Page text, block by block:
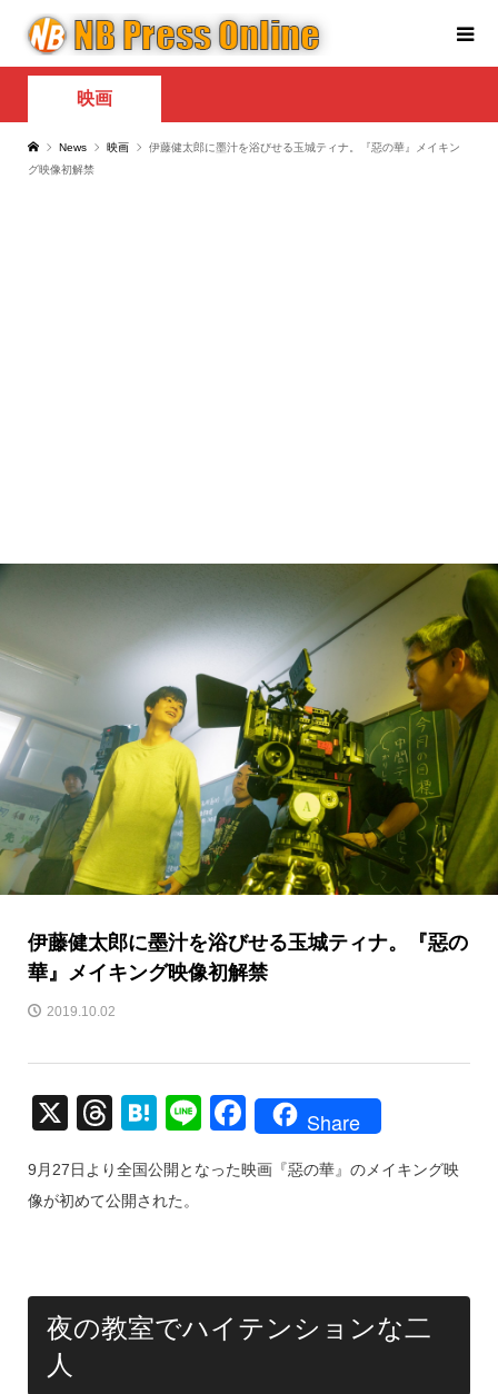
映画
News 映画
伊藤健太郎に墨汁を浴びせる玉城ティナ。『惡の華』メイキン
グ映像初解禁
伊藤健太郎に墨汁を浴びせる玉城ティナ。『惡の
華』メイキング映像初解禁
2019.10.02
X
T
e
a
s
H
e
n
Li
e
F
c
o
o
Share
9月27日より全国公開となった映画『惡の華』のメイキング映
像が初めて公開された。
夜の教室でハイテンションな二
人